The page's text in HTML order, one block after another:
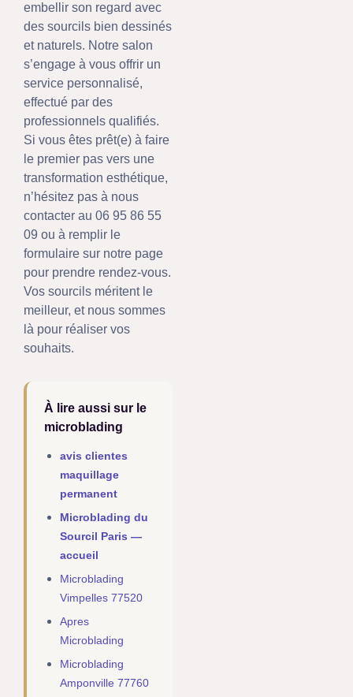
embellir son regard avec
des sourcils bien dessinés
et naturels. Notre salon
s’engage à vous offrir un
service personnalisé,
effectué par des
professionnels qualifiés.
Si vous êtes prêt(e) à faire
le premier pas vers une
transformation esthétique,
n’hésitez pas à nous
contacter au 06 95 86 55
09 ou à remplir le
formulaire sur notre page
pour prendre rendez-vous.
Vos sourcils méritent le
meilleur, et nous sommes
là pour réaliser vos
souhaits.
À lire aussi sur le
microblading
avis clientes
maquillage
permanent
Microblading du
Sourcil Paris —
accueil
Microblading
Vimpelles 77520
Apres
Microblading
Microblading
Amponville 77760